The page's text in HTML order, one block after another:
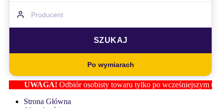
Po wymiarach
UWAGA!Odbiór osobisty towaru tylko po wcześniejszym
Strona Główna